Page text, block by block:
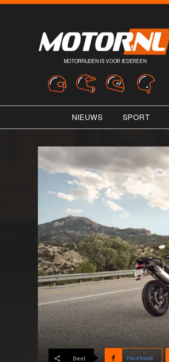
MOTORRIJDEN IS VOOR IEDEREEN
NIEUWS SPORT
Deel Facebook